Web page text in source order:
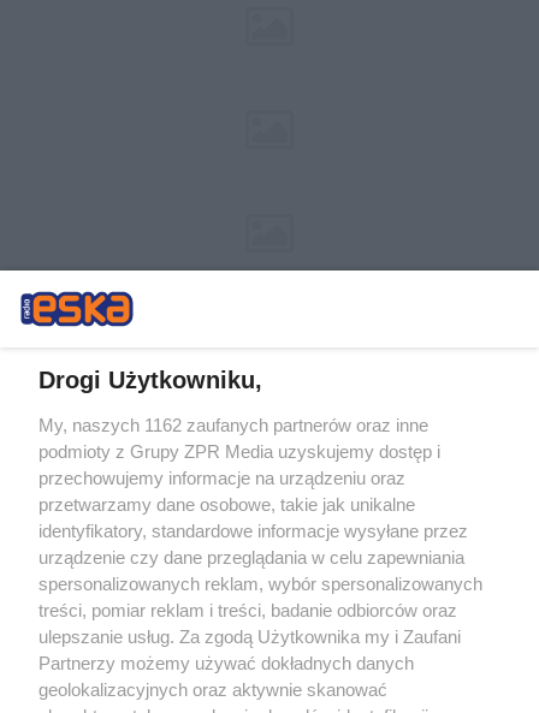
Żaden utwór zamieszczony w serwisie nie może być powielany i
rozpowszechniany lub dalej rozpowszechniany w jakikolwiek sposób (w
tym także elektroniczny lub mechaniczny) na jakimkolwiek polu
eksploatacji w jakiejkolwiek formie, włącznie z umieszczaniem w
Internecie bez pisemnej zgody właściciela praw. Jakiekolwiek użycie lub
wykorzystanie utworów w całości lub w części z naruszeniem prawa,
tzn. bez właściwej zgody, jest zabronione pod groźbą kary i może być
ścigane prawnie.
Drogi Użytkowniku,
My, naszych 1162 zaufanych partnerów oraz inne
podmioty z Grupy ZPR Media uzyskujemy dostęp i
przechowujemy informacje na urządzeniu oraz
przetwarzamy dane osobowe, takie jak unikalne
identyfikatory, standardowe informacje wysyłane przez
urządzenie czy dane przeglądania w celu zapewniania
spersonalizowanych reklam, wybór spersonalizowanych
treści, pomiar reklam i treści, badanie odbiorców oraz
ulepszanie usług. Za zgodą Użytkownika my i Zaufani
Partnerzy możemy używać dokładnych danych
geolokalizacyjnych oraz aktywnie skanować